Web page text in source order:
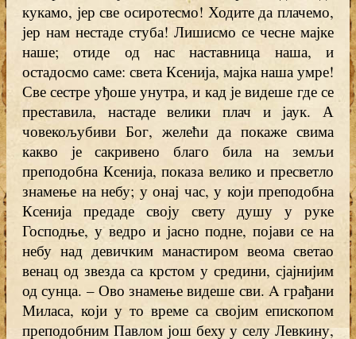
кукамо, јер све осиротесмо! Ходите да плачемо,
јер нам нестаде стуба! Лишисмо се чесне мајке
наше; отиде од нас наставница наша, и
остадосмо саме: света Ксенија, мајка наша умре!
Све сестре уђоше унутра, и кад је видеше где се
преставила, настаде велики плач и јаук. А
човекољубиви Бог, желећи да покаже свима
какво је сакривено благо била на земљи
преподобна Ксенија, показа велико и пресветло
знамење на небу; у онај час, у који преподобна
Ксенија предаде своју свету душу у руке
Господње, у ведро и јасно подне, појави се на
небу над девичким манастиром веома светао
венац од звезда са крстом у средини, сјајнијим
од сунца. – Ово знамење видеше сви. A грађани
Миласа, који у то време са својим епископом
преподобним Павлом још беху у селу Левкину,